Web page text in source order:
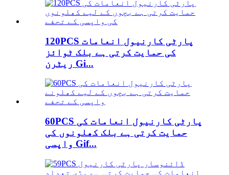
120PCS پارٹی کارنیول انعامات
کی حمایت کرتی ہے بلک ٹوائز
ریٹرن Gi...
60PCS پارٹی کارنیول انعامات کی
حمایت کرتی ہے بلک کھلونوں کی
واپسی Gif...